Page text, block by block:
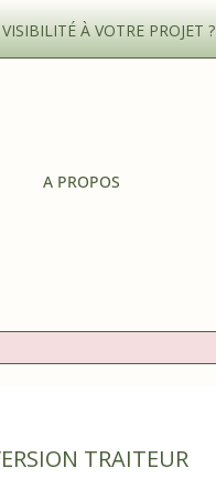
À VOTRE PROJET ?
A PROPOS
TRAITEUR